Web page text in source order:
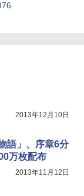
2013年12月10日
語」、序章6分
万枚配布
2013年11月12日